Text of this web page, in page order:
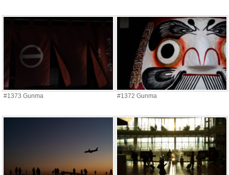
#1373 Gunma #1372 Gunma